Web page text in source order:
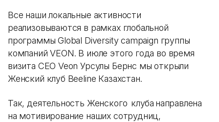
Все наши локальные активности
реализовываются в рамках глобальной
программы Global Diversity campaign группы
компаний VEON. В июле этого года во время
визита CEO Veon Урсулы Бернс мы открыли
Женский клуб Beeline Казахстан.
Так, деятельность Женского клуба направлена
на мотивирование наших сотрудниц,